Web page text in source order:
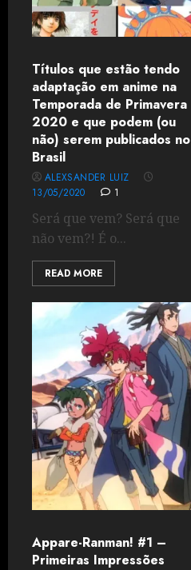
Títulos que estão tendo
adaptação em anime na
Temporada de Primavera
2020 e que podem (ou
não) serem publicados no
Brasil
ALEXSANDER LUIZ
13/05/2020
1
Será que vem? Será que
não vem?! É o...
READ MORE
Appare-Ranman! #1 –
Primeiras Impressões